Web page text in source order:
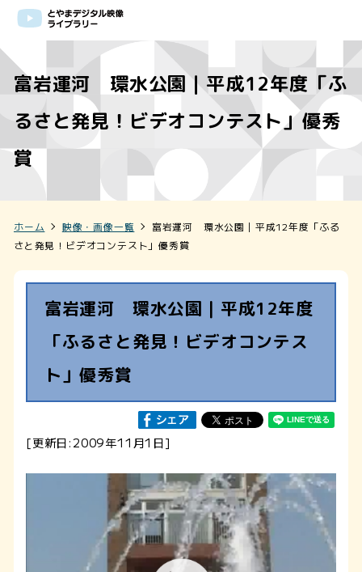
富岩運河 環水公園｜平成12年度「ふ
るさと発見！ビデオコンテスト」優秀
賞
ホーム 映像・画像一覧
富岩運河 環水公園｜平成12年度「ふる
さと発見！ビデオコンテスト」優秀賞
富岩運河 環水公園｜平成12年度
「ふるさと発見！ビデオコンテス
ト」優秀賞
[更新日:2009年11月1日]